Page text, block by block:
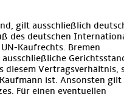
gilt ausschließlich
des deutschen
Kaufrechts. Bremen
diesem Vertragsverhältnis,
ist. Ansonsten gilt
Für einen eventuellen